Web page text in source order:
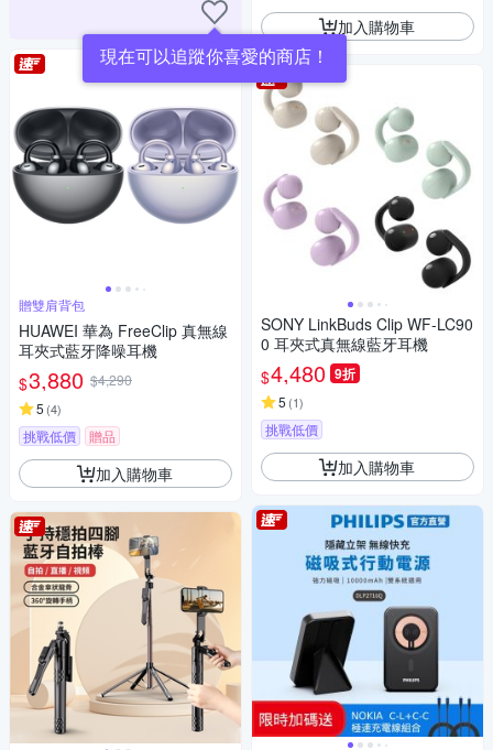
現在可以追蹤你喜愛的商店！
贈雙肩背包
HUAWEI 華為 FreeClip 真無線
耳夾式藍牙降噪耳機
$3,880 $4,290
5 (4)
挑戰低價 贈品
加入購物車
加入購物車
SONY LinkBuds Clip WF-LC90
0 耳夾式真無線藍牙耳機
$4,480 9折
5 (1)
挑戰低價
加入購物車